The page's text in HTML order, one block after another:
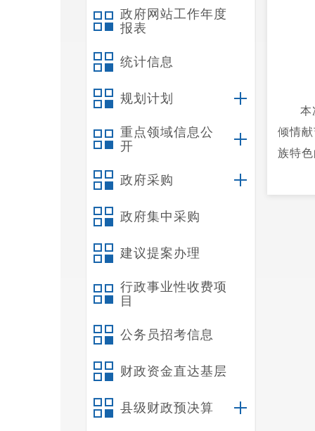
政府网站工作年度
报表
统计信息
规划计划
重点领域信息公
开
政府采购
政府集中采购
建议提案办理
行政事业性收费项
目
公务员招考信息
财政资金直达基层
县级财政预决算
本
倾情
族特